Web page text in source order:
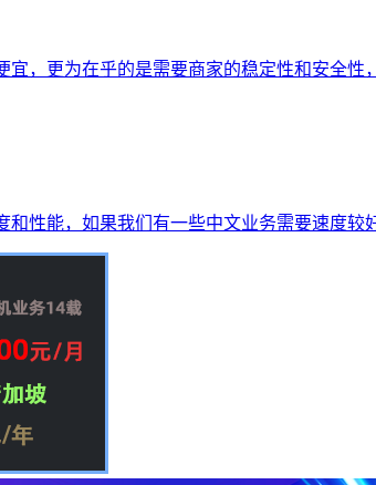
宜，更为在乎的是需要商家的稳定性和安全性
和性能，如果我们有一些中文业务需要速度较